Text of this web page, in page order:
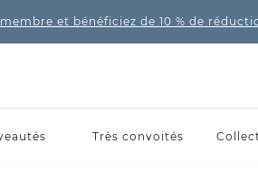
et bénéficiez de 10 % de
Très convoités